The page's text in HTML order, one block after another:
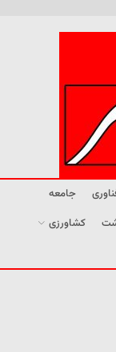
جامعه
کشاورزی